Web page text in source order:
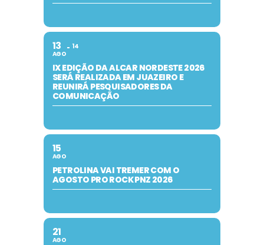
13
AGO
14
IX EDIÇÃO DA ALCAR NORDESTE 2026
SERÁ REALIZADA EM JUAZEIRO E
REUNIRÁ PESQUISADORES DA
COMUNICAÇÃO
15
AGO
PETROLINA VAI TREMER COM O
AGOSTO PRO ROCK PNZ 2026
21
AGO